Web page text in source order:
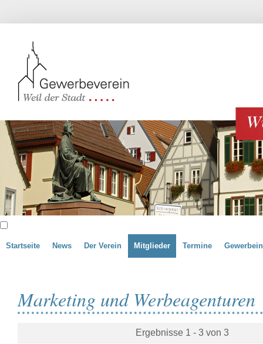
Startseite News Der Verein Mitglieder Termine
Marketing und Werbeagenturen
Ergebnisse 1 - 3 von 3